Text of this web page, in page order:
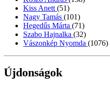
Kiss Anett (51)
Nagy Tamás (101)
Hegedűs Márta (71)
Szabo Hajnalka (32)
Vászonkép Nyomda (1076)
Újdonságok